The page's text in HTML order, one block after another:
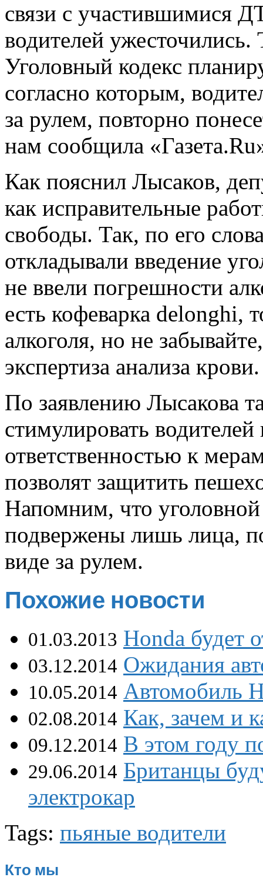
связи с участившимися
водителей ужесточились.
Уголовный кодекс
согласно которым,
за рулем, повторно
нам сообщила
Как пояснил Лысаков,
как исправительные
свободы. Так, по его
откладывали введение
не ввели погрешности
есть кофеварка delonghi,
алкоголя, но не
экспертиза анализа крови.
По заявлению Лысакова
стимулировать
ответственностью к
позволят защитить
Напомним, что уголовной
подвержены лишь лица,
виде за рулем.
Похожие новости
01.03.2013 Honda будет
03.12.2014 Ожидания
10.05.2014 Автомобиль
02.08.2014 Как, зачем и
09.12.2014 В этом году
29.06.2014 Британцы
электрокар
Tags: пьяные водители
Кто мы